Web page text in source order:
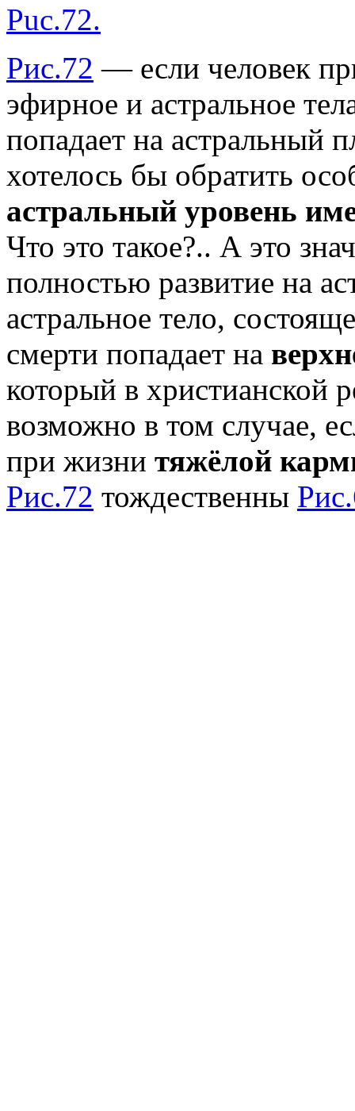
Puc.72.
Рис.72 — если человек
эфирное и астральное
попадает на астральный
хотелось бы обратить
астральный уровень
Что это такое?.. А это
полностью развитие на
астральное тело,
смерти попадает на
который в
возможно в том случае,
при жизни тяжёлой
Рис.72 тождественны